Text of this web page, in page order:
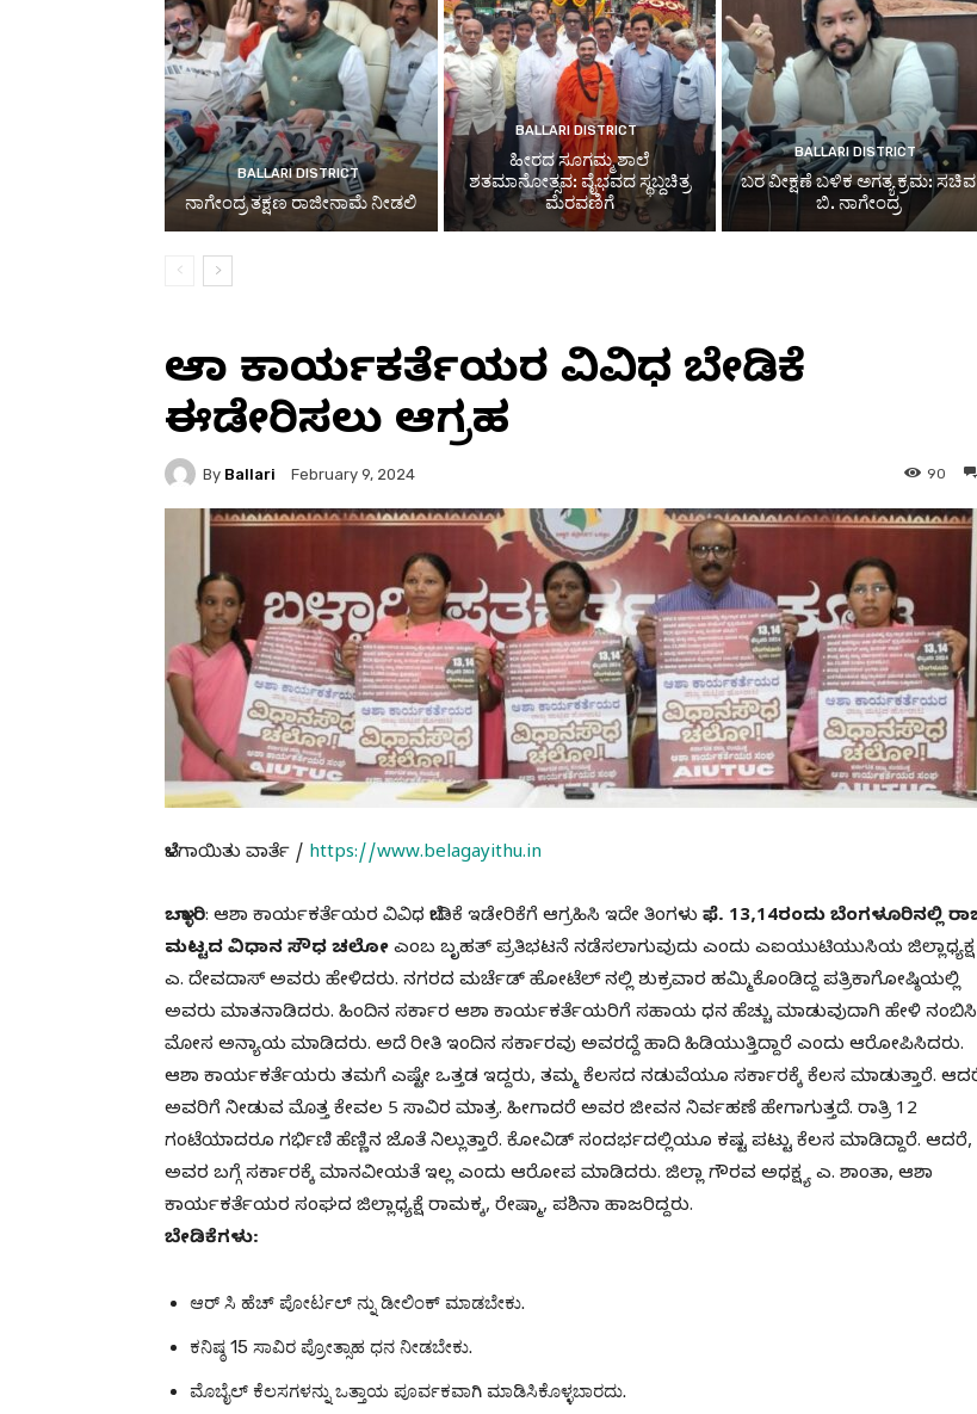
BALLARI DISTRICT
ನಾಗೇಂದ್ರ ತಕ್ಷಣ ರಾಜೀನಾಮೆ ನೀಡಲಿ
BALLARI DISTRICT
ಹೀರದ ಸೂಗಮ್ಮ ಶಾಲೆ
ಶತಮಾನೋತ್ಸವ: ವೈಭವದ ಸ್ಥಬ್ದಚಿತ್ರ
ಮೆರವಣಿಗೆ
BALLARI DISTRICT
ಬರ ವೀಕ್ಷಣೆ ಬಳಿಕ ಅಗತ್ಯ ಕ್ರಮ: ಸಚಿವ
ಬಿ. ನಾಗೇಂದ್ರ